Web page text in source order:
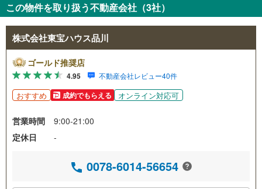
この物件を取り扱う不動産会社（3社）
株式会社東宝ハウス品川
ゴールド推奨店
4.95 不動産会社レビュー40件
おすすめ 成約でもらえる オンライン対応可
営業時間
9:00-21:00
定休日
-
0078-6014-56654